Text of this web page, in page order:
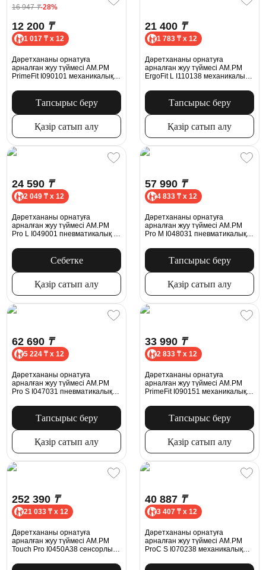
16 947₸-28%
12 200 ₸
1 017 ₸ x 12
Дәретхананы орнатуға
арналған жуу түймесі AM.PM
PrimeFit I090101 механикалық
Тапсырыс беру
Қазір сатып алу
21 400 ₸
1 783 ₸ x 12
Дәретхананы орнатуға
арналған жуу түймесі AM.PM
ErgoFit L I110138 механикалық
Тапсырыс беру
Қазір сатып алу
24 590 ₸
2 049 ₸ x 12
Дәретхананы орнатуға
арналған жуу түймесі AM.PM
Pro L I049001 пневматикалық ақ
Себетке
Қазір сатып алу
57 990 ₸
4 833 ₸ x 12
Дәретхананы орнатуға
арналған жуу түймесі AM.PM
Pro M I048031 пневматикалық
Тапсырыс беру
Қазір сатып алу
62 690 ₸
5 224 ₸ x 12
Дәретхананы орнатуға
арналған жуу түймесі AM.PM
Pro S I047031 пневматикалық
Тапсырыс беру
Қазір сатып алу
33 990 ₸
2 833 ₸ x 12
Дәретхананы орнатуға
арналған жуу түймесі AM.PM
PrimeFit I090151 механикалық
Тапсырыс беру
Қазір сатып алу
252 390 ₸
21 033 ₸ x 12
Дәретхананы орнатуға
арналған жуу түймесі AM.PM
Touch Pro I0450A38 сенсорлы
40 887 ₸
3 407 ₸ x 12
Дәретхананы орнатуға
арналған жуу түймесі AM.PM
ProC S I070238 механикалық